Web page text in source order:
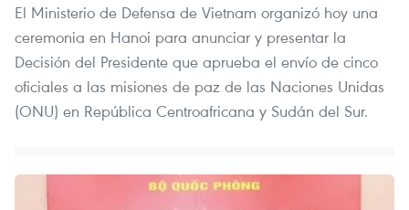
El Ministerio de Defensa de Vietnam organizó hoy una
ceremonia en Hanoi para anunciar y presentar la
Decisión del Presidente que aprueba el envío de cinco
oficiales a las misiones de paz de las Naciones Unidas
(ONU) en República Centroafricana y Sudán del Sur.